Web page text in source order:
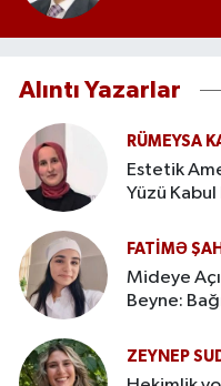
Alıntı Yazarlar
RÜMEYSA
Estetik
Yüzü
FATIMƏ
Mideye
Beyne:
ZEYNEP